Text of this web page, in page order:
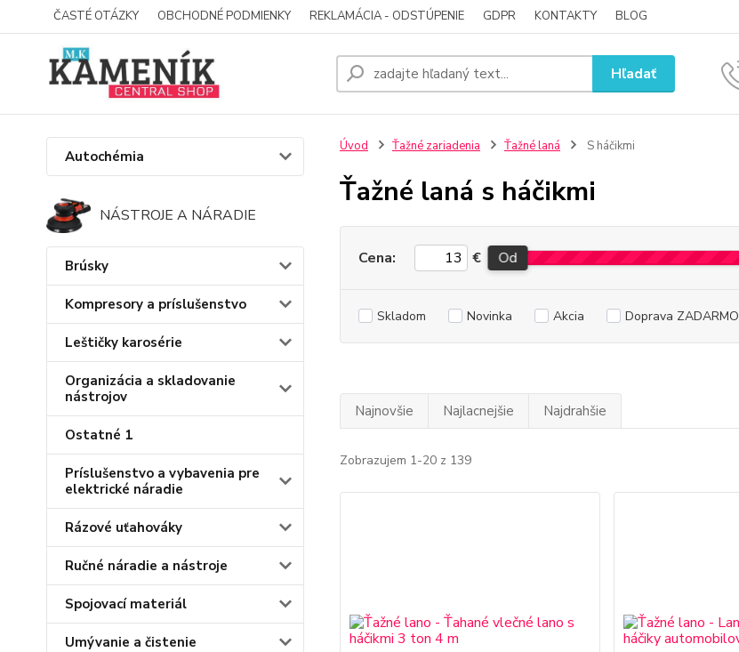
ČASTÉ OTÁZKY OBCHODNÉ PODMIENKY REKLAMÁCIA - ODSTÚPENIE GDPR KONTAKTY BLOG
Hľadať
Autochémia
NÁSTROJE A NÁRADIE
Brúsky
Kompresory a príslušenstvo
Leštičky karosérie
Organizácia a skladovanie
nástrojov
Ostatné 1
Príslušenstvo a vybavenia pre
elektrické náradie
Rázové uťahováky
Ručné náradie a nástroje
Spojovací materiál
Umývanie a čistenie
Úvod Ťažné zariadenia Ťažné laná S háčikmi
Ťažné laná s háčikmi
Cena: € Od
Skladom Novinka Akcia Doprava ZADARMO
Najnovšie Najlacnejšie Najdrahšie
Zobrazujem 1-20 z 139